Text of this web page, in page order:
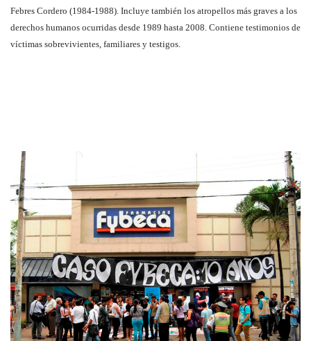
Febres Cordero (1984-1988). Incluye también los atropellos más graves a los
derechos humanos ocurridas desde 1989 hasta 2008. Contiene testimonios de
víctimas sobrevivientes, familiares y testigos.